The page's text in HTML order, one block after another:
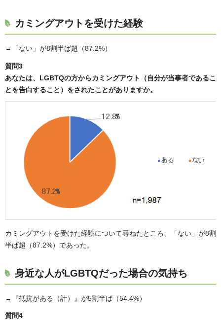
カミングアウトを受けた経験
→「ない」が8割半ば超（87.2%）
質問3
あなたは、LGBTQの方からカミングアウト（自分が当事者であるこ
とを告白すること）をされたことがありますか。
カミングアウトを受けた経験について尋ねたところ、「ない」が8割
半ば超（87.2%）であった。
身近な人がLGBTQだった場合の気持ち
→『抵抗がある（計）』が5割半ば（54.4%）
質問4